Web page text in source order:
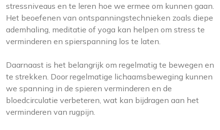
stressniveaus en te leren hoe we ermee om kunnen gaan.
Het beoefenen van ontspanningstechnieken zoals diepe
ademhaling, meditatie of yoga kan helpen om stress te
verminderen en spierspanning los te laten.
Daarnaast is het belangrijk om regelmatig te bewegen en
te strekken. Door regelmatige lichaamsbeweging kunnen
we spanning in de spieren verminderen en de
bloedcirculatie verbeteren, wat kan bijdragen aan het
verminderen van rugpijn.